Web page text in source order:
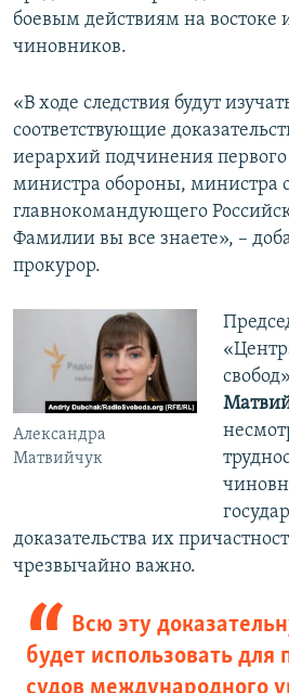
боевым действиям на востоке
чиновников.
«В ходе следствия будут
соответствующие
иерархий подчинения первого
министра обороны, министра
главнокомандующего
Фамилии вы все знаете», –
прокурор.
Александра
Матвийчук
свобод»
доказательства их
чрезвычайно важно.
Всю эту
будет использовать для